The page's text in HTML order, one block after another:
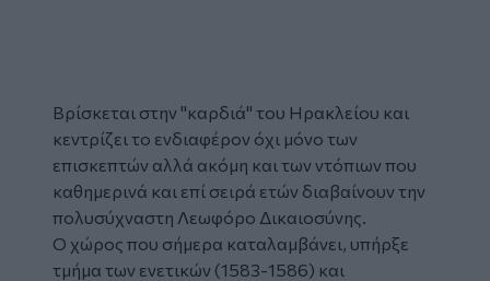
Βρίσκεται στην "καρδιά" του Ηρακλείου και
κεντρίζει το ενδιαφέρον όχι μόνο των
επισκεπτών αλλά ακόμη και των ντόπιων που
καθημερινά και επί σειρά ετών διαβαίνουν την
πολυσύχναστη Λεωφόρο Δικαιοσύνης.
Ο χώρος που σήμερα καταλαμβάνει, υπήρξε
τμήμα των ενετικών (1583-1586) και